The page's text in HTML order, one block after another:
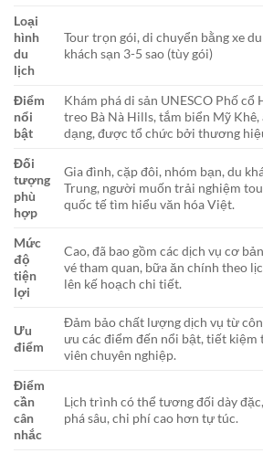
Loại
hình
du
lịch
Tour trọn gói, di chuyển bằng xe
khách sạn 3-5 sao (tùy gói)
Điểm
nổi
bật
Khám phá di sản UNESCO Phố
treo Bà Nà Hills, tắm biển Mỹ
dạng, được tổ chức bởi thương
Đối
tượng
phù
hợp
Gia đình, cặp đôi, nhóm bạn, du
Trung, người muốn trải nghiệm
quốc tế tìm hiểu văn hóa Việt.
Mức
độ
tiện
lợi
Cao, đã bao gồm các dịch vụ cơ
vé tham quan, bữa ăn chính theo
lên kế hoạch chi tiết.
Ưu
điểm
Đảm bảo chất lượng dịch vụ từ
ưu các điểm đến nổi bật, tiết kiệm
viên chuyên nghiệp.
Điểm
cần
cân
nhắc
Lịch trình có thể tương đối dày
phá sâu, chi phí cao hơn tự túc.